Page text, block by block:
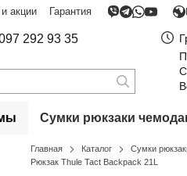
акции
Гарантия
292 93 35
Сумки рюкзаки
Главная Каталог Сумки
Рюкзак Thule Tact Backpack 21L